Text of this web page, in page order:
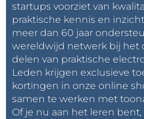
startups voorziet van
praktische kennis en
meer dan 60 jaar
wereldwijd netwerk bij het
delen van praktische
Leden krijgen exclusieve
kortingen in onze online
samen te werken met
Of je nu aan het leren